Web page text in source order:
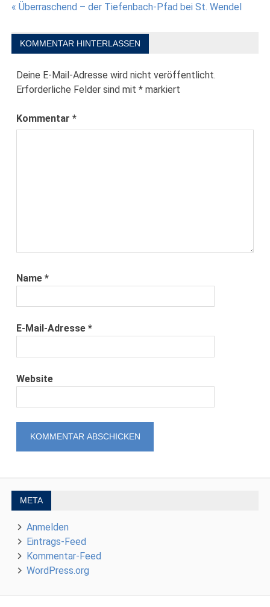
Beitragsnavigation
« Überraschend – der Tiefenbach-Pfad bei St. Wendel
KOMMENTAR HINTERLASSEN
Deine E-Mail-Adresse wird nicht veröffentlicht.
Erforderliche Felder sind mit* markiert
Kommentar*
Name*
E-Mail-Adresse*
Website
META
Anmelden
Eintrags-Feed
Kommentar-Feed
WordPress.org